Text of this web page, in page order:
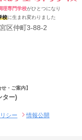
理専門学校がひとつになり
校に生まれ変わりました
区仲町3-88-2
・ご案内】
ター)
シー 情報公開